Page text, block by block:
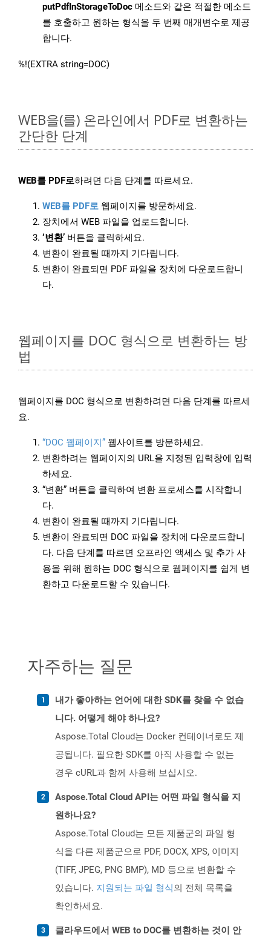
putPdfInStorageToDoc 메소드와 같은 적절한 메소드
를 호출하고 원하는 형식을 두 번째 매개변수로 제공
합니다.
%!(EXTRA string=DOC)
WEB을(를) 온라인에서 PDF로 변환하는
간단한 단계
WEB를 PDF로하려면 다음 단계를 따르세요.
WEB를 PDF로 웹페이지를 방문하세요.
장치에서 WEB 파일을 업로드합니다.
‘변환’ 버튼을 클릭하세요.
변환이 완료될 때까지 기다립니다.
변환이 완료되면 PDF 파일을 장치에 다운로드합니
다.
웹페이지를 DOC 형식으로 변환하는 방
법
웹페이지를 DOC 형식으로 변환하려면 다음 단계를 따르세
요.
“DOC 웹페이지” 웹사이트를 방문하세요.
변환하려는 웹페이지의 URL을 지정된 입력창에 입력
하세요.
“변환” 버튼을 클릭하여 변환 프로세스를 시작합니
다.
변환이 완료될 때까지 기다립니다.
변환이 완료되면 DOC 파일을 장치에 다운로드합니
다. 다음 단계를 따르면 오프라인 액세스 및 추가 사
용을 위해 원하는 DOC 형식으로 웹페이지를 쉽게 변
환하고 다운로드할 수 있습니다.
자주하는 질문
내가 좋아하는 언어에 대한 SDK를 찾을 수 없습
니다. 어떻게 해야 하나요?
Aspose.Total Cloud는 Docker 컨테이너로도 제
공됩니다. 필요한 SDK를 아직 사용할 수 없는
경우 cURL과 함께 사용해 보십시오.
Aspose.Total Cloud API는 어떤 파일 형식을 지
원하나요?
Aspose.Total Cloud는 모든 제품군의 파일 형
식을 다른 제품군으로 PDF, DOCX, XPS, 이미지
(TIFF, JPEG, PNG BMP), MD 등으로 변환할 수
있습니다. 지원되는 파일 형식의 전체 목록을
확인하세요.
클라우드에서 WEB to DOC를 변환하는 것이 안